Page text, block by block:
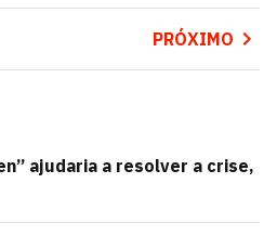
PRÓXIMO
ajudaria a resolver a crise,